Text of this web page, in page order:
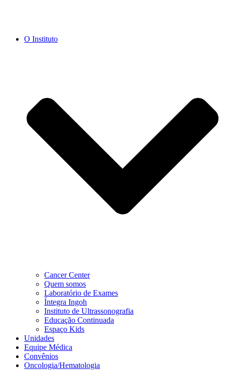
O Instituto
Cancer Center
Quem somos
Laboratório de Exames
Íntegra Ingoh
Instituto de Ultrassonografia
Educação Continuada
Espaço Kids
Unidades
Equipe Médica
Convênios
Oncologia/Hematologia